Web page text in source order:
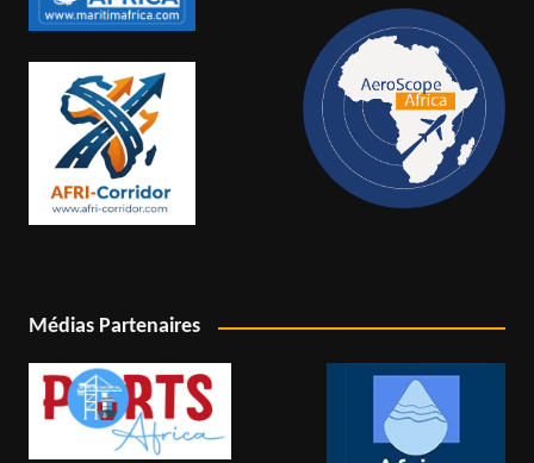
Médias Partenaires